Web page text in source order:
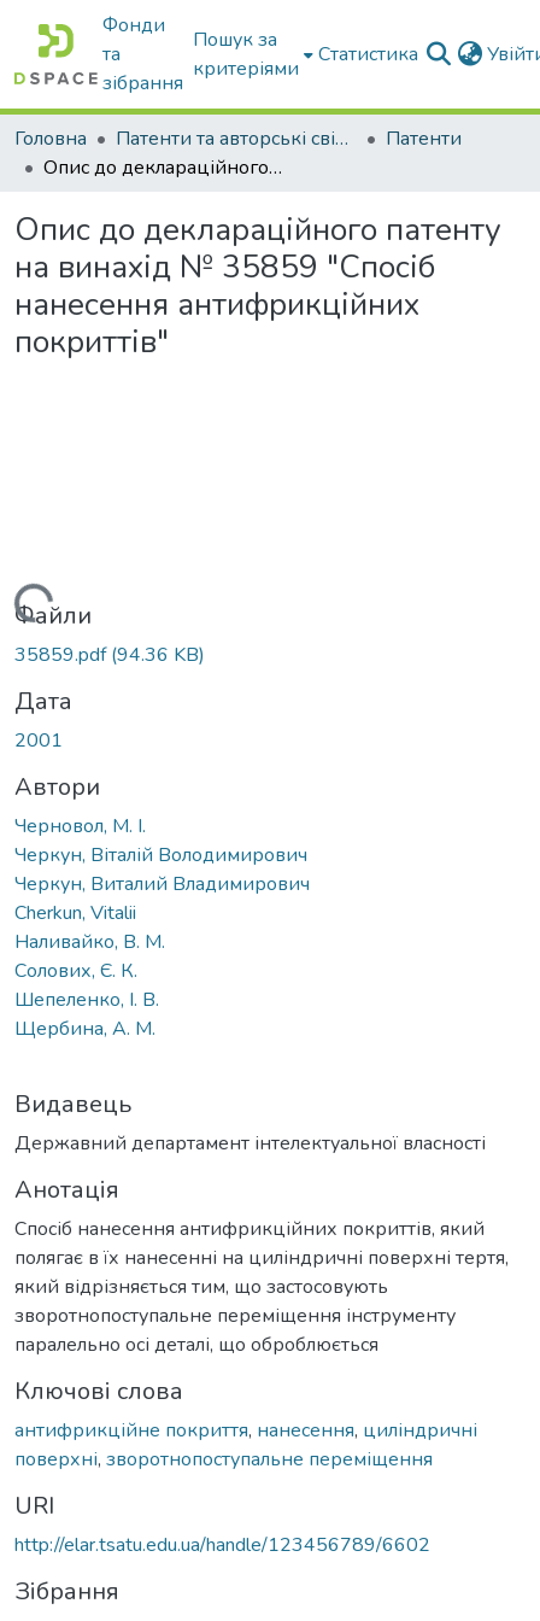
Фонди
та
зібрання
Пошук за
критеріями
Статистика
Головна Патенти та авторські свідоцтва
Патенти
Опис до деклараційного патенту на винахід № 35859 "Спосіб нанесення антифрикційних покриттів"
Опис до деклараційного патенту
на винахід № 35859 "Спосіб
нанесення антифрикційних
покриттів"
Вантажиться...
Файли
35859.pdf(94.36 KB)
Дата
2001
Автори
Черновол, М. І.
Черкун, Віталій Володимирович
Черкун, Виталий Владимирович
Cherkun, Vitalii
Наливайко, В. М.
Солових, Є. К.
Шепеленко, І. В.
Щербина, А. М.
Видавець
Державний департамент інтелектуальної власності
Анотація
Спосіб нанесення антифрикційних покриттів, який
полягає в їх нанесенні на циліндричні поверхні тертя,
який відрізняється тим, що застосовують
зворотнопоступальне переміщення інструменту
паралельно осі деталі, що оброблюється
Ключові слова
антифрикційне покриття, нанесення, циліндричні
поверхні, зворотнопоступальне переміщення
URI
http://elar.tsatu.edu.ua/handle/123456789/6602
Зібрання